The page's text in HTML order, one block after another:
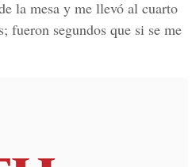
la mesa y me llevó al cuarto
fueron segundos que si se me